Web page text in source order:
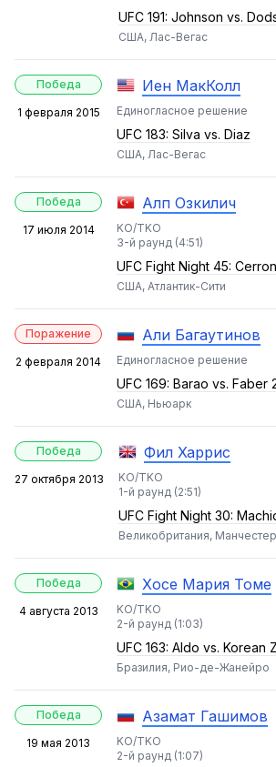
UFC 191: Johnson vs.
США, Лас-Вегас
Победа
1 февраля 2015
Иен МакКолл
Единогласное решение
UFC 183: Silva vs. Diaz
США, Лас-Вегас
Победа
17 июля 2014
Алп Озкилич
KO/TKO
3-й раунд (4:51)
UFC Fight Night 45:
США, Атлантик-Сити
Поражение
2 февраля 2014
Али Багаутинов
Единогласное решение
UFC 169: Barao vs. Faber
США, Ньюарк
Победа
27 октября 2013
Фил Харрис
KO/TKO
1-й раунд (2:51)
UFC Fight Night 30:
Великобритания, Манчестер
Победа
4 августа 2013
Хосе Мария Томе
KO/TKO
2-й раунд (1:03)
UFC 163: Aldo vs. Korean
Бразилия, Рио-де-Жанейро
Победа
19 мая 2013
Азамат Гашимов
KO/TKO
2-й раунд (1:07)